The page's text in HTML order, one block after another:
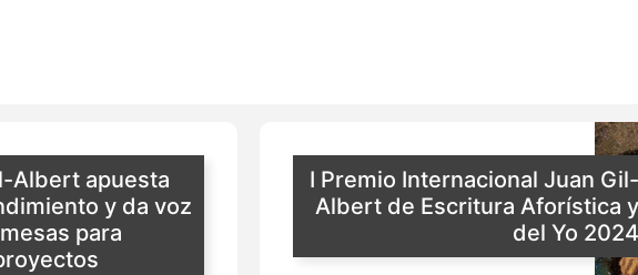
Albert apuesta
y da voz
para
I Premio Internacional Juan Gil-
Albert de Escritura Aforística y
del Yo 2024